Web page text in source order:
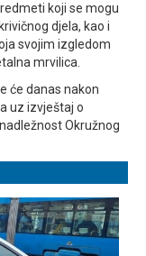
koji se mogu
djela, kao i
svojim izgledom
mrvilica.
će danas nakon
uz izvještaj o
Okružnog